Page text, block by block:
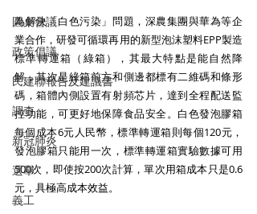
圓桌會議
政策倡議
民建聯報告及建議書
調查
新冠肺炎
選舉
義工
為解決「白色污染」問題，深農集團與華為等企
業合作，研發可循環再用的新型泡沫塑料EPP製造
標準轉運箱（綠箱），其最大特點是能自然降
解，其次是綠箱前方和側邊都標有二維碼和條形
碼，箱體內側設置有射頻芯片，達到全程配送監
控功能，可更好地保障食品安全。白色發泡膠箱
每個成本6元人民幣，標準轉運箱則每個120元，
發泡膠箱只能用一次，標準轉運箱實驗數據可用
500次，即使按200次計算，單次用箱成本只是0.6
元，具極高成本效益。